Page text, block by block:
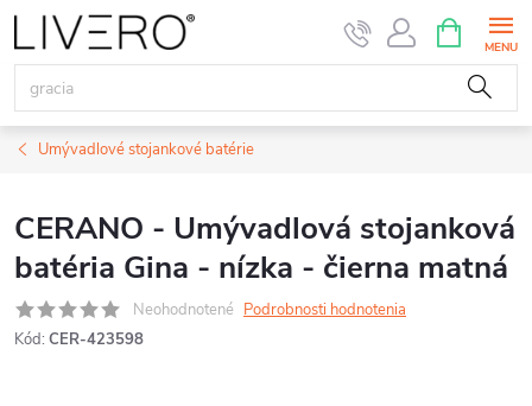
Prejsť
na
obsah
KOŠÍK
Umývadlové stojankové batérie
CERANO - Umývadlová stojanková
batéria Gina - nízka - čierna matná
Neohodnotené Podrobnosti hodnotenia
Kód: CER-423598